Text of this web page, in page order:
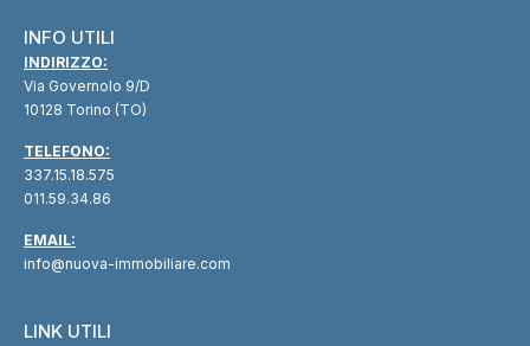
INFO UTILI
INDIRIZZO:
Via Governolo 9/D
10128 Torino (TO)
TELEFONO:
337.15.18.575
011.59.34.86
EMAIL:
info@nuova-immobiliare.com
LINK UTILI